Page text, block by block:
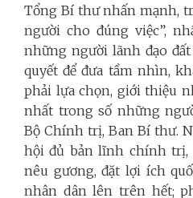
Tổng Bí thư nhấn mạnh,
người cho đúng việc”,
những người lãnh đạo
quyết để đưa tầm nhìn,
phải lựa chọn, giới thiệu
nhất trong số những
Bộ Chính trị, Ban Bí thư.
hội đủ bản lĩnh chính trị,
nêu gương, đặt lợi ích
nhân dân lên trên hết;